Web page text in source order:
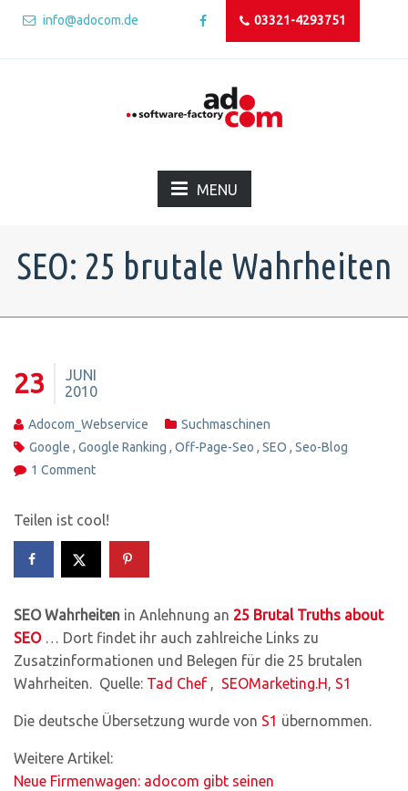
info@adocom.de 03321-4293751
MENU
SEO: 25 brutale Wahrheiten
23
JUNI
2010
Adocom_Webservice
Suchmaschinen
Google , Google Ranking , Off-Page-Seo , SEO , Seo-Blog
1 Comment
Teilen ist cool!
SEO Wahrheiten in Anlehnung an 25 Brutal Truths about
SEO… Dort findet ihr auch zahlreiche Links zu
Zusatzinformationen und Belegen für die 25 brutalen
Wahrheiten. Quelle: Tad Chef , SEOMarketing.H, S1
Die deutsche Übersetzung wurde von S1 übernommen.
Weitere Artikel:
Neue Firmenwagen: adocom gibt seinen